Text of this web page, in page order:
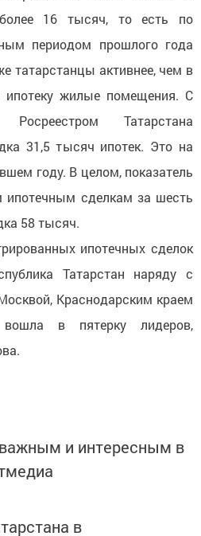
16 тысяч, то есть по
периодом прошлого года
татарстанцы активнее, чем в
жилые помещения. С
Татарстана
31,5 тысяч ипотек. Это на
году. В целом, показатель
ипотечным сделкам за шесть
58 тысяч.
ипотечных сделок
Татарстан наряду с
Краснодарским краем
вошла в пятерку лидеров,
и интересным в
в